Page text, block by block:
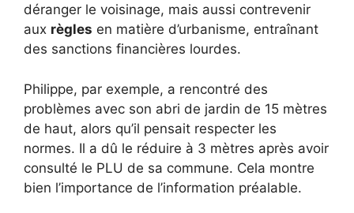
déranger le voisinage, mais aussi contrevenir
aux règles en matière d’urbanisme, entraînant
des sanctions financières lourdes.
Philippe, par exemple, a rencontré des
problèmes avec son abri de jardin de 15 mètres
de haut, alors qu’il pensait respecter les
normes. Il a dû le réduire à 3 mètres après avoir
consulté le PLU de sa commune. Cela montre
bien l’importance de l’information préalable.